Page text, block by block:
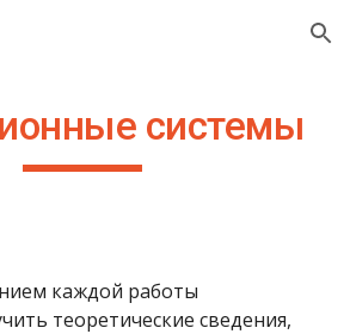
Skip to navigation
системы
каждой работы
теоретические сведения,